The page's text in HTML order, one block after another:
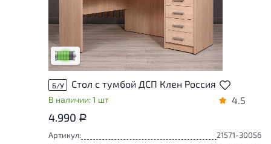
У товара присутствуют незначительные
следы эксплуатации, не влияющие на
удобство его использования
Низкая степень износа
Б/У Стол с тумбой ДСП Клен Россия
В наличии: 1 шт 4.5
4.990 Р
Артикул:
21571-30056